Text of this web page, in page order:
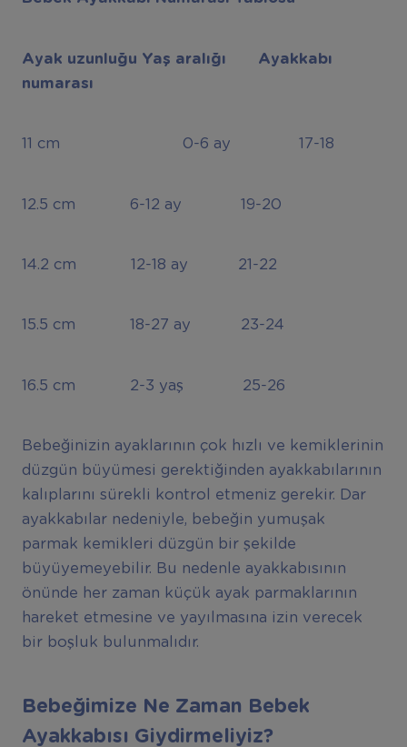
Ayak uzunluğu Yaş aralığı Ayakkabı
numarası
11 cm 0-6 ay 17-18
12.5 cm 6-12 ay 19-20
14.2 cm 12-18 ay 21-22
15.5 cm 18-27 ay 23-24
16.5 cm 2-3 yaş 25-26
Bebeğinizin ayaklarının çok hızlı ve kemiklerinin
düzgün büyümesi gerektiğinden ayakkabılarının
kalıplarını sürekli kontrol etmeniz gerekir. Dar
ayakkabılar nedeniyle, bebeğin yumuşak
parmak kemikleri düzgün bir şekilde
büyüyemeyebilir. Bu nedenle ayakkabısının
önünde her zaman küçük ayak parmaklarının
hareket etmesine ve yayılmasına izin verecek
bir boşluk bulunmalıdır.
Bebeğimize Ne Zaman Bebek
Ayakkabısı Giydirmeliyiz?